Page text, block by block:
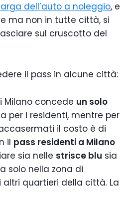
dell’auto a noleggio, e
ma non in tutte città, si
sul cruscotto del
il pass in alcune città:
Milano concede un solo
per i residenti, mentre per
il costo è di
il pass residenti a Milano
sia nelle strisce blu sia
solo nella zona di
altri quartieri della città. La